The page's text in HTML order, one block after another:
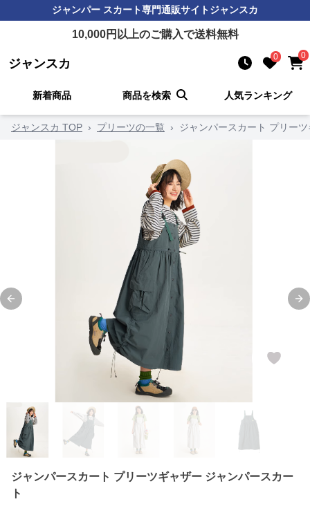
ジャンパー スカート専門通販サイトジャンスカ
10,000円以上のご購入で送料無料
ジャンスカ 0 0
新着商品 商品を検索 人気ランキング
ジャンスカ TOP › プリーツの一覧 › ジャンパースカート プリー
Previous slide
ジャンパースカート プリーツギャザー ジャンパースカー
ト